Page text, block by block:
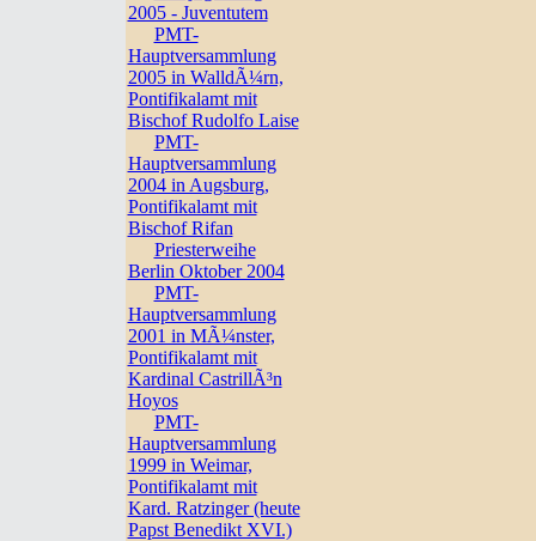
2005 - Juventutem
PMT-
Hauptversammlung
2005 in WalldÃ¼rn,
Pontifikalamt mit
Bischof Rudolfo Laise
PMT-
Hauptversammlung
2004 in Augsburg,
Pontifikalamt mit
Bischof Rifan
Priesterweihe
Berlin Oktober 2004
PMT-
Hauptversammlung
2001 in MÃ¼nster,
Pontifikalamt mit
Kardinal CastrillÃ³n
Hoyos
PMT-
Hauptversammlung
1999 in Weimar,
Pontifikalamt mit
Kard. Ratzinger (heute
Papst Benedikt XVI.)